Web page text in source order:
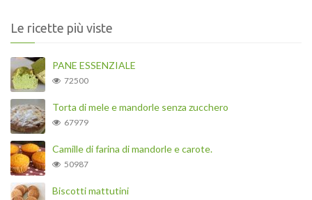
Le ricette più viste
PANE ESSENZIALE
72500
Torta di mele e mandorle senza zucchero
67979
Camille di farina di mandorle e carote.
50987
Biscotti mattutini